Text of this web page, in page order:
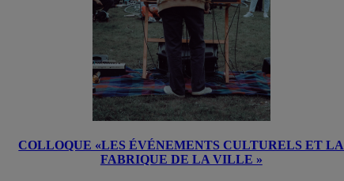
COLLOQUE «LES ÉVÉNEMENTS CULTURELS ET LA
FABRIQUE DE LA VILLE »